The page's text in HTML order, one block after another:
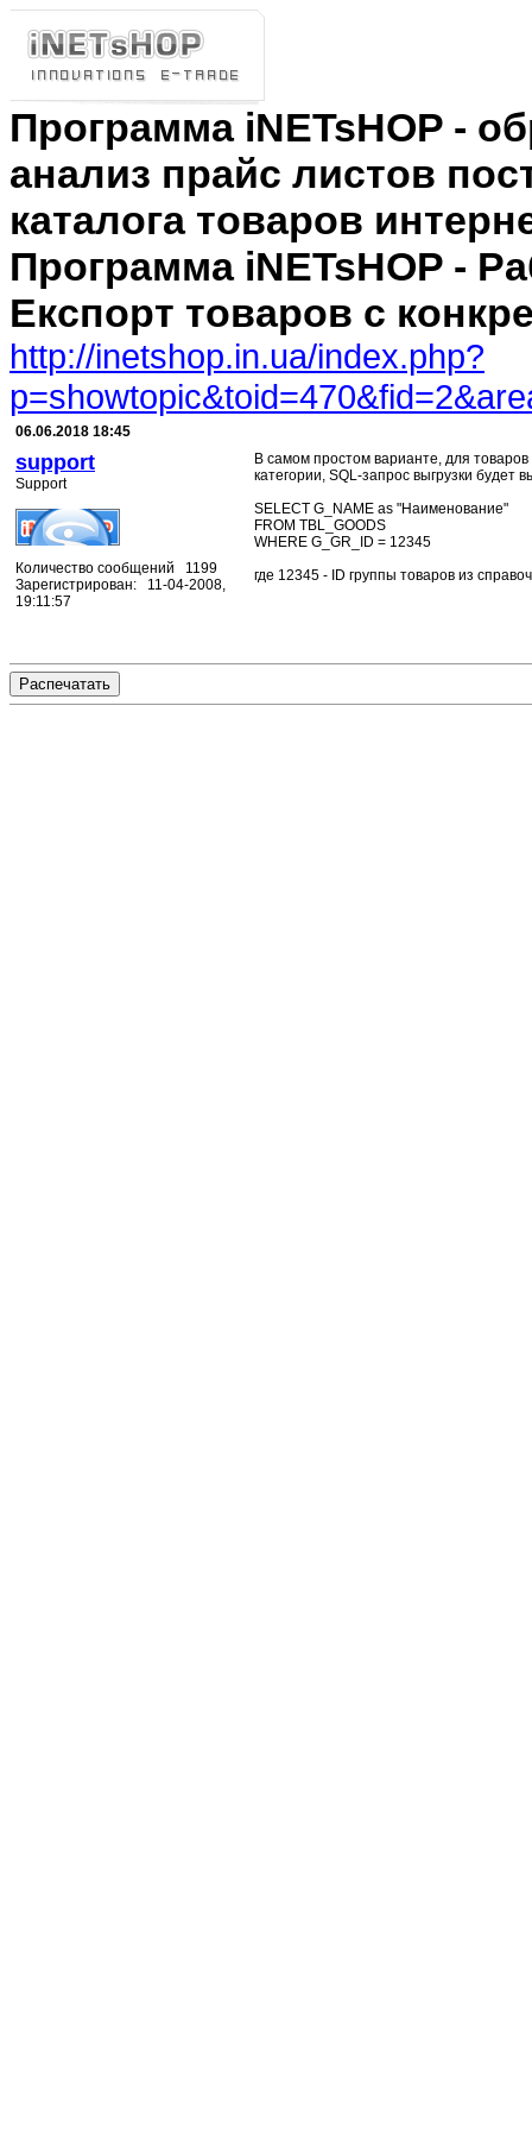
Программа iNETsHOP -
анализ прайс листов
каталога товаров
Программа iNETsHOP -
Експорт товаров с
http://inetshop.in.ua/index.php?
06.06.2018 18:45
support
Support
Количество сообщений 1199
Зарегистрирован: 11-04-2008,
19:11:57
В самом простом варианте, для
категории, SQL-запрос выгрузки будет
SELECT G_NAME as "Наименование"
FROM TBL_GOODS
WHERE G_GR_ID = 12345
где 12345 - ID группы товаров из